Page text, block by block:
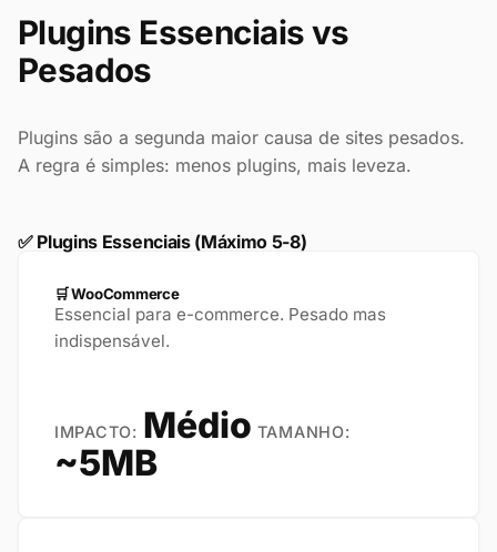
Plugins Essenciais vs
Pesados
Plugins são a segunda maior causa de sites pesados.
A regra é simples: menos plugins, mais leveza.
✅ Plugins Essenciais (Máximo 5-8)
🛒️ WooCommerce
Essencial para e-commerce. Pesado mas
indispensável.
IMPACTO: Médio TAMANHO:
~5MB